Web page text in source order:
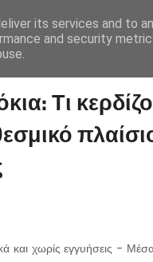
Τι
και χωρίς εγγυήσεις -
its services and to
and security